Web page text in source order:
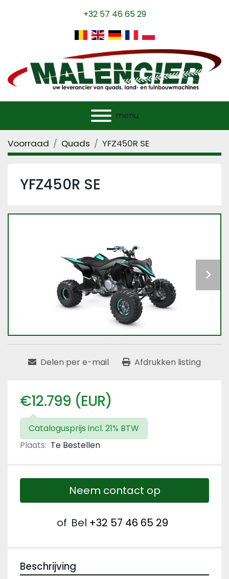
+32 57 46 65 29
menu
Voorraad Quads YFZ450R SE
YFZ450R SE
Delen per e-mail Afdrukken listing
€12.799 (EUR)
Catalogusprijs incl. 21% BTW
Plaats: Te Bestellen
Neem contact op
of Bel +32 57 46 65 29
Beschrijving